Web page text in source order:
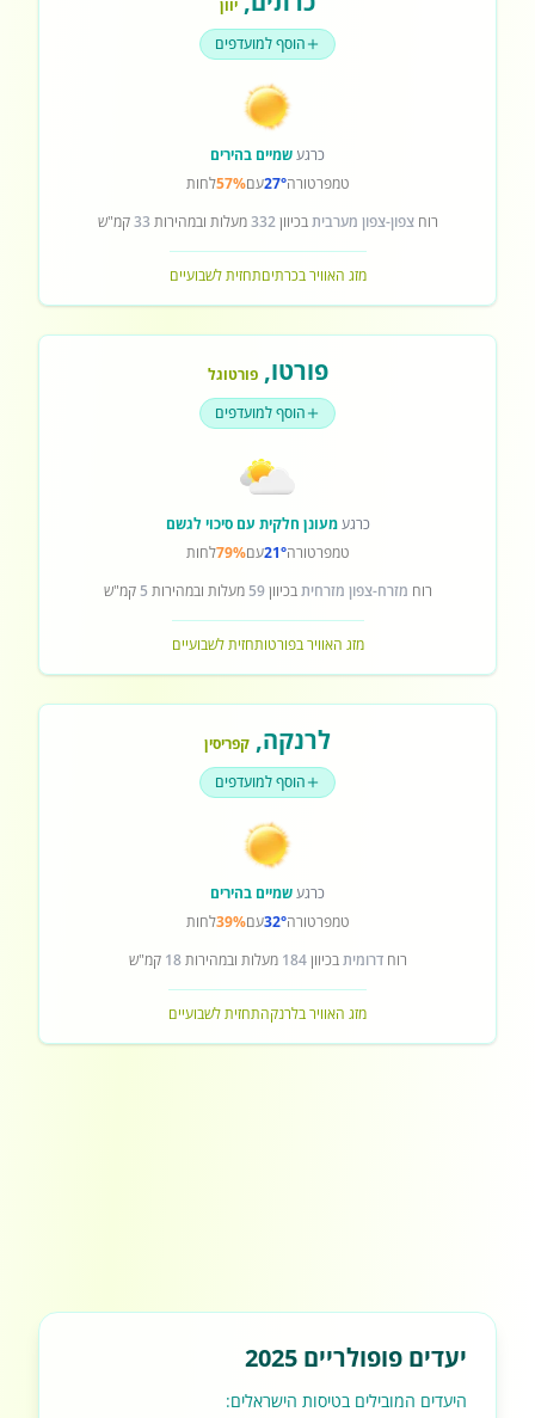
יוון
הוסף למועדפים
כרגעשמיים בהירים
טמפרטורה27°עם57%לחות
רוחצפון-צפון מערביתבכיוון332מעלות ובמהירות 33קמ"ש
מזג האוויר בכרתיםתחזית לשבועיים
פורטו,פורטוגל
הוסף למועדפים
כרגעמעונן חלקית עם סיכוי לגשם
טמפרטורה21°עם79%לחות
רוח מזרח-צפון מזרחיתבכיוון59 מעלות ובמהירות 5 קמ"ש
מזג האוויר בפורטותחזית לשבועיים
לרנקה, קפריסין
הוסף למועדפים
כרגעשמיים בהירים
טמפרטורה32°עם39%לחות
רוחדרומיתבכיוון184 מעלות ובמהירות18 קמ"ש
מזג האוויר בלרנקהתחזית לשבועיים
יעדים פופולריים 2025
היעדים המובילים בטיסות הישראלים: